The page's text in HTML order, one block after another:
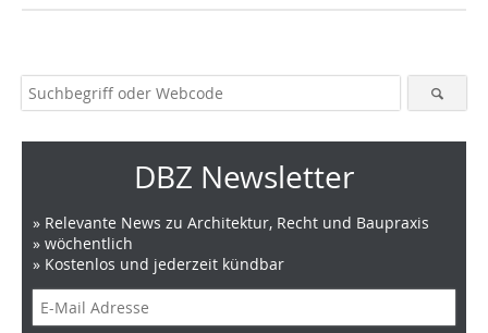
DBZ Newsletter
» Relevante News zu Architektur, Recht und Baupraxis
» wöchentlich
» Kostenlos und jederzeit kündbar